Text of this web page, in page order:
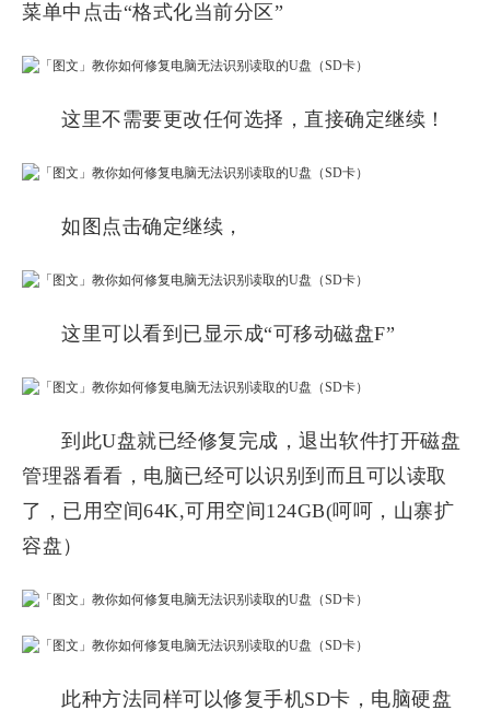
菜单中点击“格式化当前分区”
这里不需要更改任何选择，直接确定继续！
如图点击确定继续，
这里可以看到已显示成“可移动磁盘F”
到此U盘就已经修复完成，退出软件打开磁盘
管理器看看，电脑已经可以识别到而且可以读取
了，已用空间64K,可用空间124GB(呵呵，山寨扩
容盘）
此种方法同样可以修复手机SD卡，电脑硬盘